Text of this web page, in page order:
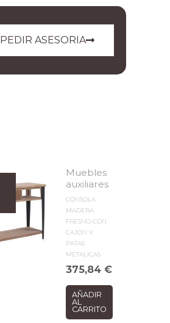
PEDIR ASESORIA
Muebles
auxiliares
CONSOLA
MADERA
FRESNO CON
CAJON Y
PATAS
METALICAS
375,84€
AÑADIR
AL
CARRITO